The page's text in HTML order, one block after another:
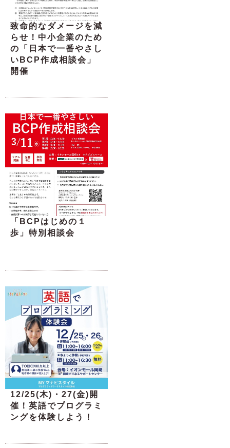
致命的なダメージを減
らせ！中小企業のため
の「日本で一番やさし
いBCP作成相談会」
開催
「BCPはじめの１
歩」特別相談会
12/25(木)・27(金)開
催！英語でプログラミ
ングを体験しよう！